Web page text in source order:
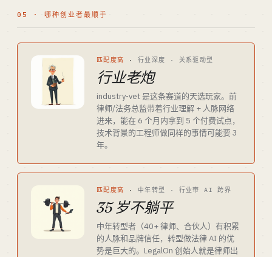
05 · 哪种创业者最顺手
匹配度高 · 行业深度 · 关系驱动型
行业老炮
industry-vet 是这条赛道的天选玩家。前
律师/法务总监带着行业理解 + 人脉网络
进来，能在 6 个月内拿到 5 个付费试点，
技术背景的工程师做同样的事情可能要 3
年。
匹配度高 · 中年转型 · 行业带 AI 跨界
35 岁不躺平
中年转型者（40+ 律师、合伙人）有积累
的人脉和品牌信任，转型做法律 AI 的优
势是巨大的。LegalOn 创始人就是律师出